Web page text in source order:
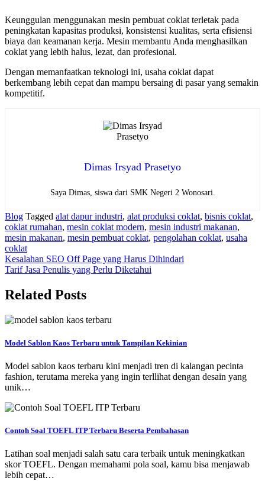
Keunggulan menggunakan mesin pembuat coklat terletak pada
peningkatan kapasitas produksi, konsistensi kualitas, serta efisiensi
biaya dan keamanan kerja. Mesin membantu Anda menghasilkan
coklat yang lebih halus, lezat, dan profesional.
Dengan memanfaatkan teknologi ini, usaha coklat dapat
berkembang lebih cepat dan mampu bersaing di pasar yang semakin
kompetitif.
Dimas Irsyad Prasetyo
Saya Dimas, siswa dari SMK Negeri 2 Wonosari.
Blog Tagged alat dapur industri, alat produksi coklat, bisnis coklat,
coklat rumahan, mesin coklat modern, mesin industri makanan,
mesin makanan, mesin pembuat coklat, pengolahan coklat, usaha
coklat
Navigasi
pos
Kesalahan SEO Off Page yang Harus Dihindari
Tarif Jasa Penulis yang Perlu Diketahui
Related Posts
Model Sablon Kaos Terbaru untuk Tampilan Kekinian
Model sablon kaos terbaru kini menjadi tren di kalangan pecinta
fashion, terutama mereka yang ingin terllihat dengan desain yang
unik…
Contoh Soal TOEFL ITP Terbaru Beserta Pembahasan
Latihan soal menjadi salah satu cara terbaik untuk meningkatkan
skor TOEFL. Dengan memahami pola soal, kamu bisa menjawab
lebih cepat…